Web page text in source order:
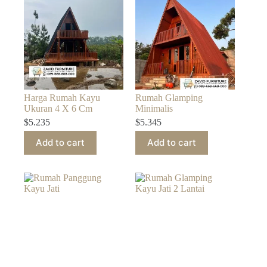
Harga Rumah Kayu
Ukuran 4 X 6 Cm
$5.235
Add to cart
Rumah Glamping
Minimalis
$5.345
Add to cart